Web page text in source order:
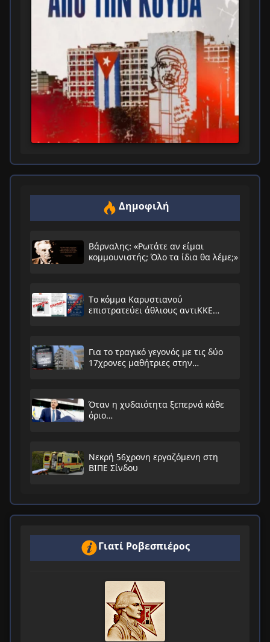
Δημοφιλή
Βάρναλης: «Ρωτάτε αν είμαι
κομμουνιστής; Όλο τα ίδια θα λέμε;»
Το κόμμα Καρυστιανού
επιστρατεύει άθλιους αντιΚΚΕ
Για το τραγικό γεγονός με τις δύο
17χρονες μαθήτριες στην
Όταν η χυδαιότητα ξεπερνά κάθε
όριο…
Νεκρή 56χρονη εργαζόμενη στη
ΒΙΠΕ Σίνδου
Γιατί Ροβεσπιέρος